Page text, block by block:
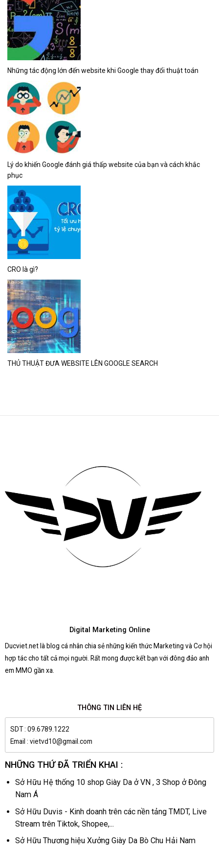
Những tác động lớn đến website khi Google thay đổi thuật toán
Lý do khiến Google đánh giá thấp website của bạn và cách khắc
phục
CRO là gì?
THỦ THUẬT ĐƯA WEBSITE LÊN GOOGLE SEARCH
Digital Marketing Online
Ducviet.net là blog cá nhân chia sẻ những kiến thức Marketing và Cơ hội
hợp tác cho tất cả mọi người. Rất mong được kết bạn với đông đảo anh
em MMO gần xa.
THÔNG TIN LIÊN HỆ
SDT : 09.6789.1222
Email : vietvd10@gmail.com
NHỮNG THỨ ĐÃ TRIỂN KHAI :
Sở Hữu Hệ thống 10 shop Giày Da ở VN , 3 Shop ở Đông
Nam Á
Sở Hữu Duvis - Kinh doanh trên các nền tảng TMDT, Live
Stream trên Tiktok, Shopee,...
Sở Hữu Thương hiệu Xưởng Giày Da Bò Chu Hải Nam